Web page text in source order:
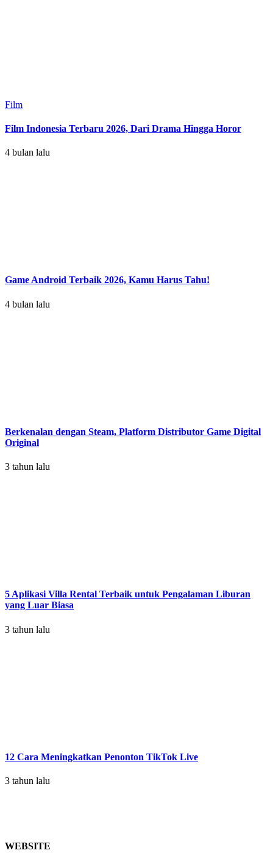
Film
Film Indonesia Terbaru 2026, Dari Drama Hingga Horor
4 bulan lalu
Game Android Terbaik 2026, Kamu Harus Tahu!
4 bulan lalu
Berkenalan dengan Steam, Platform Distributor Game Digital
Original
3 tahun lalu
5 Aplikasi Villa Rental Terbaik untuk Pengalaman Liburan
yang Luar Biasa
3 tahun lalu
12 Cara Meningkatkan Penonton TikTok Live
3 tahun lalu
WEBSITE